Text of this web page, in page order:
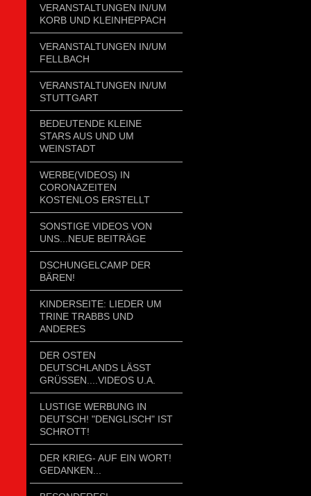
VERANSTALTUNGEN IN/UM
KORB UND KLEINHEPPACH
VERANSTALTUNGEN IN/UM
FELLBACH
VERANSTALTUNGEN IN/UM
STUTTGART
BEDEUTENDE KLEINE
STARS AUS UND UM
WEINSTADT
WERBE(VIDEOS) IN
CORONAZEITEN
KOSTENLOS ERSTELLT
SONSTIGE VIDEOS VON
UNS...NEUE BEITRÄGE
DSCHUNGELCAMP DER
BÄREN!
KINDERSEITE: LIEDER UM
TRINE TRABBS UND
ANDERES
DER OSTEN
DEUTSCHLANDS LÄSST
GRÜSSEN....VIDEOS U.A.
LUSTIGE WERBUNG IN
DEUTSCH! "DENGLISCH" IST
SCHROTT!
DER KRIEG- AUF EIN WORT!
GEDANKEN...